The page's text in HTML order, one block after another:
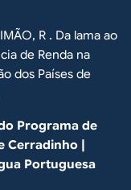
R . Da lama ao
de Renda na
dos Países de
Programa de
Cerradinho |
Portuguesa